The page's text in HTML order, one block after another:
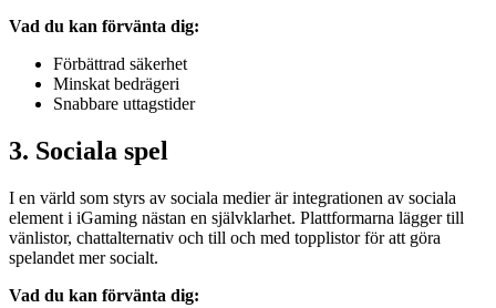
Vad du kan förvänta dig:
Förbättrad säkerhet
Minskat bedrägeri
Snabbare uttagstider
3. Sociala spel
I en värld som styrs av sociala medier är integrationen av sociala
element i iGaming nästan en självklarhet. Plattformarna lägger till
vänlistor, chattalternativ och till och med topplistor för att göra
spelandet mer socialt.
Vad du kan förvänta dig: